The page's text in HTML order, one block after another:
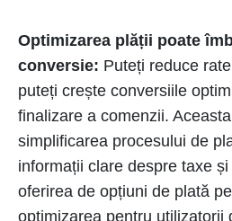
Optimizarea plății poate
conversie: Puteți reduce
puteți crește conversiile
finalizare a comenzii.
simplificarea procesului de
informații clare despre taxe
oferirea de opțiuni de plată
optimizarea pentru utilizatorii